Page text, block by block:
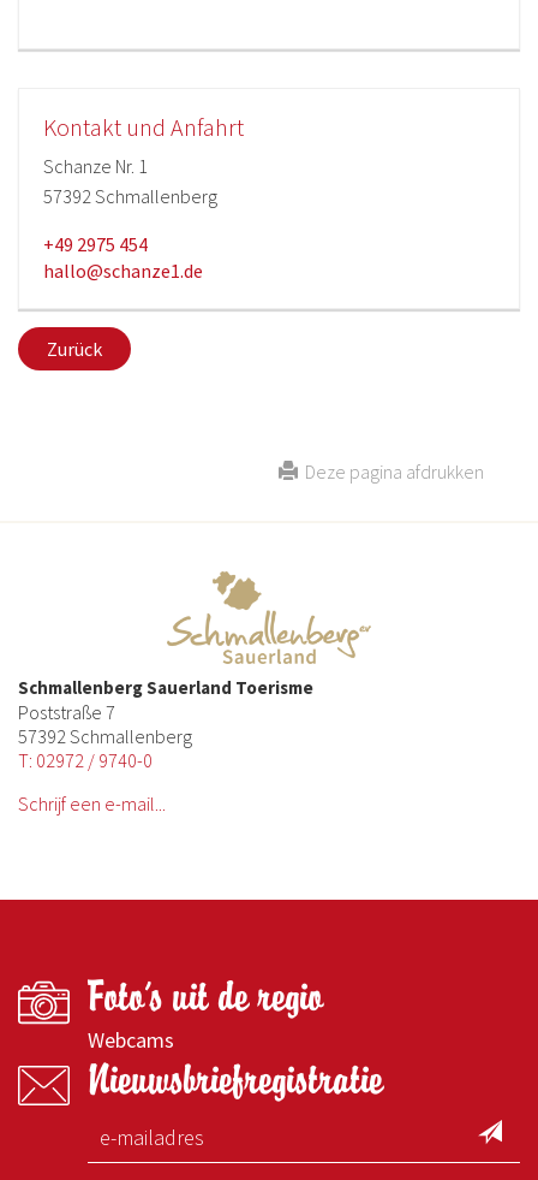
Kontakt und Anfahrt
Schanze Nr. 1
57392 Schmallenberg
+49 2975 454
hallo@schanze1.de
Zurück
Deze pagina afdrukken
Schmallenberg Sauerland Toerisme
Poststraße 7
57392 Schmallenberg
T: 02972 / 9740-0
Schrijf een e-mail...
Foto's uit de regio
Webcams
Nieuwsbriefregistratie